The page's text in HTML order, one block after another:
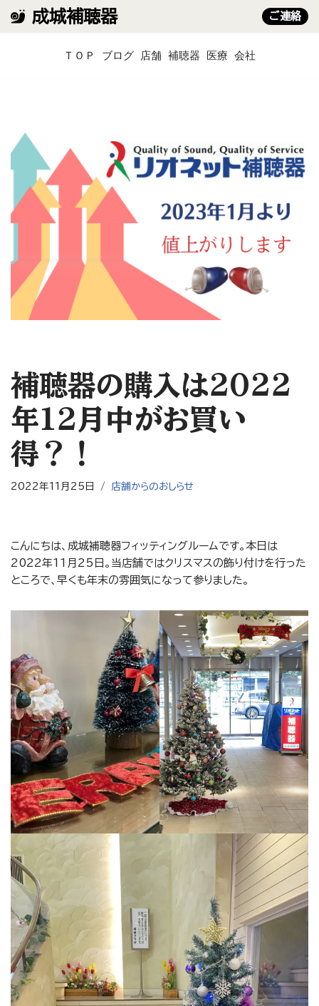
ス
成城補聴器 ご連絡
ＴＯＰ ブログ 店舗 補聴器 医療 会社
補聴器の購入は2022
年12月中がお買い
得？！
2022年11月25日 店舗からのおしらせ
こんにちは、成城補聴器フィッティングルームです。本日は
2022年11月25日。当店舗ではクリスマスの飾り付けを行った
ところで、早くも年末の雰囲気になって参りました。